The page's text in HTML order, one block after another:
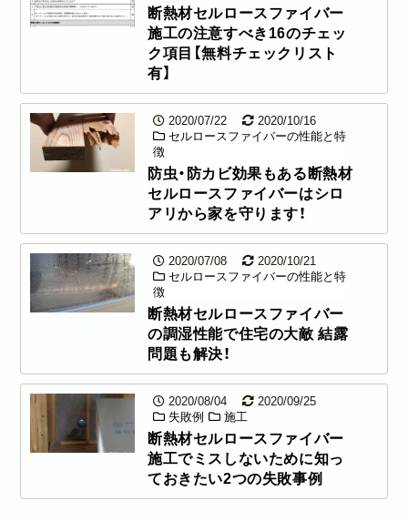
断熱材セルロースファイバー
施工の注意すべき16のチェッ
ク項目【無料チェックリスト
有】
2020/07/22
2020/10/16
セルロースファイバーの性能と特
徴
防虫・防カビ効果もある断熱材
セルロースファイバーはシロ
アリから家を守ります！
2020/07/08
2020/10/21
セルロースファイバーの性能と特
徴
断熱材セルロースファイバー
の調湿性能で住宅の大敵 結露
問題も解決！
2020/08/04
2020/09/25
失敗例
施工
断熱材セルロースファイバー
施工でミスしないために知っ
ておきたい2つの失敗事例